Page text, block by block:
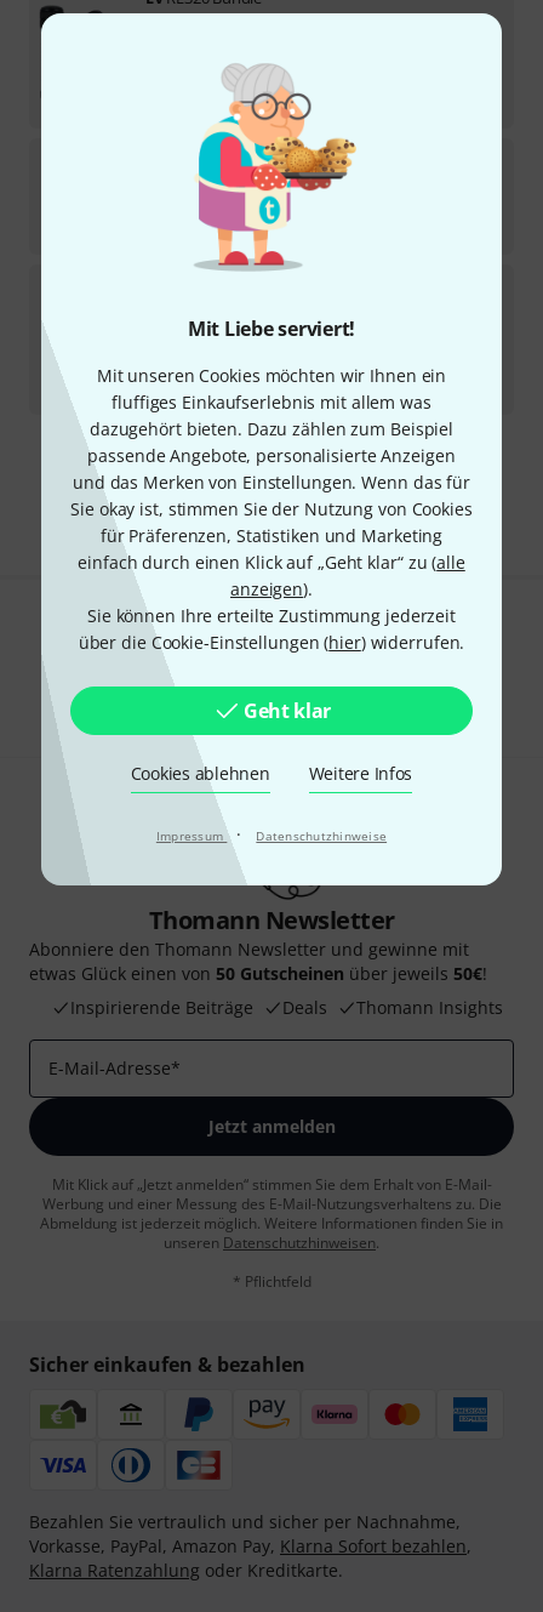
Mit Liebe serviert!
Mit unseren Cookies möchten wir Ihnen ein
fluffiges Einkaufserlebnis mit allem was
dazugehört bieten. Dazu zählen zum Beispiel
passende Angebote, personalisierte Anzeigen
und das Merken von Einstellungen. Wenn das für
Sie okay ist, stimmen Sie der Nutzung von Cookies
für Präferenzen, Statistiken und Marketing
einfach durch einen Klick auf „Geht klar“ zu (alle
anzeigen).
Sie können Ihre erteilte Zustimmung jederzeit
über die Cookie-Einstellungen (hier) widerrufen.
Geht klar
Cookies ablehnen Weitere Infos
Impressum · Datenschutzhinweise
UVP:427,31 €
RE20-Black B-Stock
Sofort lieferbar
Sofort lieferbar
UVP:505,02 €
-25%
Kostenloser Versand ab 29 €
Alle Preise inkl. MwSt.
Gefällt Ihnen, was Sie sehen?
Teilen Hilfe & Feedback
Thomann Newsletter
Abonniere den Thomann Newsletter und gewinne mit
etwas Glück einen von 50 Gutscheinen über jeweils 50€!
Inspirierende Beiträge
Deals Thomann Insights
E-Mail-Adresse*
Jetzt anmelden
Mit Klick auf „Jetzt anmelden“ stimmen Sie dem Erhalt von E-Mail-
Werbung und einer Messung des E-Mail-Nutzungsverhaltens zu. Die
Abmeldung ist jederzeit möglich. Weitere Informationen finden Sie in
unseren Datenschutzhinweisen.
* Pflichtfeld
Sicher einkaufen & bezahlen
Bezahlen Sie vertraulich und sicher per Nachnahme,
Vorkasse, PayPal, Amazon Pay, Klarna Sofort bezahlen,
Klarna Ratenzahlung oder Kreditkarte.